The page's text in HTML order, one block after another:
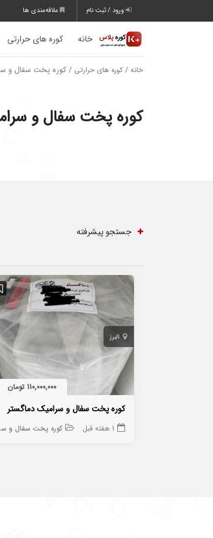
ورود / ثبت نام علاقه‌مندی ها
خانه کوره های حرارتی
خانه / کوره های حرارتی / کوره پخت سفال و
کوره پخت سفال و
جستجو پیشرفته
البرز
110,000,000 تومان
کوره پخت سفال و سرامیک دماگستر
1 هفته قبل کوره پخت سفال و سرامیک